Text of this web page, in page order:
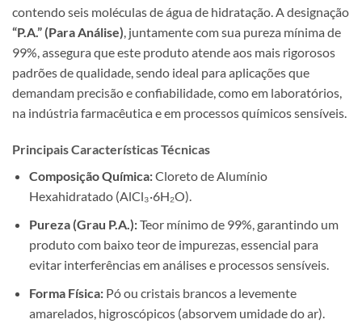
contendo seis moléculas de água de hidratação. A designação
“P.A.” (Para Análise) , juntamente com sua pureza mínima de
99%, assegura que este produto atende aos mais rigorosos
padrões de qualidade, sendo ideal para aplicações que
demandam precisão e confiabilidade, como em laboratórios,
na indústria farmacêutica e em processos químicos sensíveis.
Principais Características Técnicas
Composição Química:Cloreto de Alumínio
Hexahidratado (AlCl₃·6H₂O).
Pureza (Grau P.A.):Teor mínimo de 99%, garantindo um
produto com baixo teor de impurezas, essencial para
evitar interferências em análises e processos sensíveis.
Forma Física:Pó ou cristais brancos a levemente
amarelados, higroscópicos (absorvem umidade do ar).